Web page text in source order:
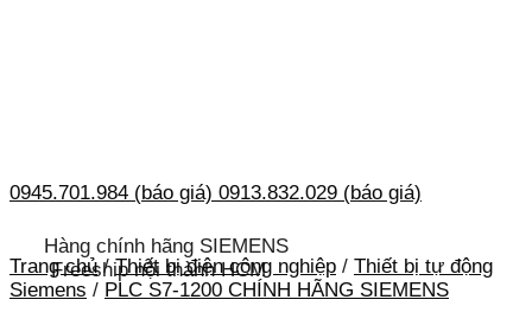
0945.701.984 (báo giá) 0913.832.029 (báo giá)
Hàng chính hãng SIEMENS
Freeship nội thành HCM
Trang chủ / Thiết bị điện công nghiệp / Thiết bị tự động
Siemens / PLC S7-1200 CHÍNH HÃNG SIEMENS